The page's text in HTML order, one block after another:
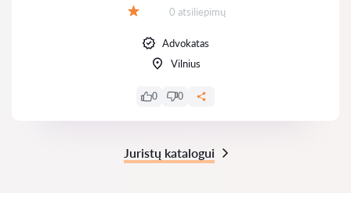
Atsiliepimų:
0 atsiliepimų
Advokatas
Vilnius
0 0
Juristų katalogui